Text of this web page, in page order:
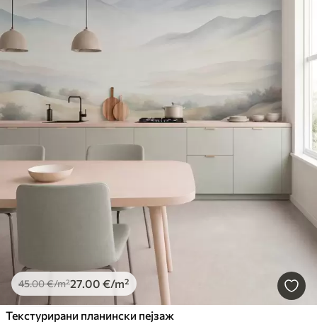
45.00€/m²27.00 €/m²
Текстурирани планински пејзаж